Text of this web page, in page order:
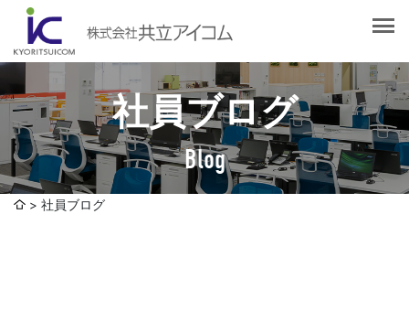
社員ブログ
Blog
会社概要
社長挨拶
企業理念
沿革
認証取得
選ばれる理由
サービス紹介
Web制作・ホームページ制作
社員ブログ